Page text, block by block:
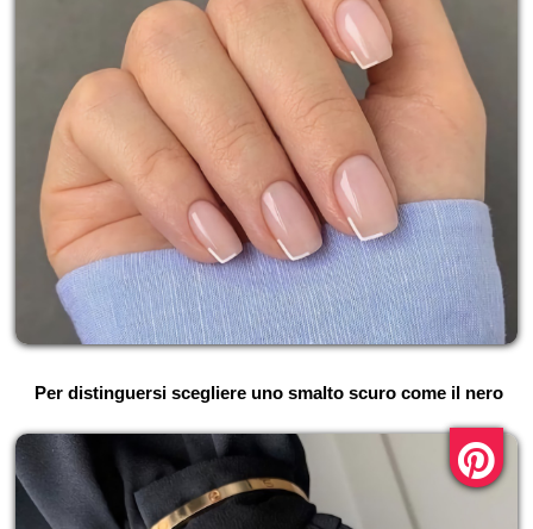
Per distinguersi scegliere uno smalto scuro come il nero